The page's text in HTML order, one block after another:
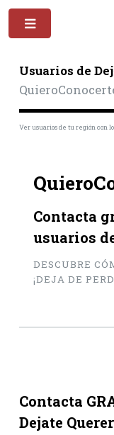
Usuarios de
Ver usuarios de tu región con
Contacta
usuarios
DESCUBRE
¡DEJA DE
Contacta
Dejate Querer